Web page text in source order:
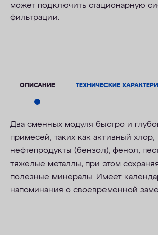
может подключить стационарную
фильтрации.
ОПИСАНИЕ ТЕХНИЧЕСКИЕ
Два сменных модуля быстро и
примесей, таких как активный хлор,
нефтепродукты (бензол), фенол,
тяжелые металлы, при этом
полезные минералы. Имеет
напоминания о своевременной